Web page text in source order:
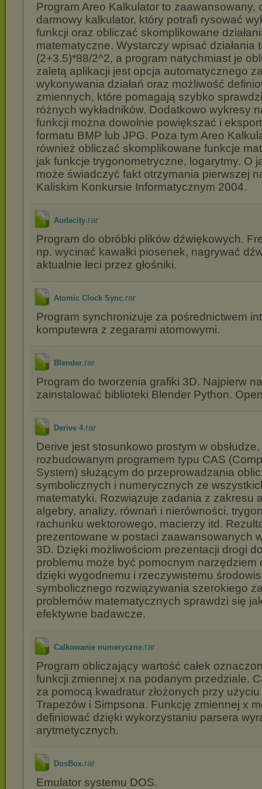
Program Areo Kalkulator to zaawansowany,
darmowy kalkulator, który potrafi rysować
funkcji oraz obliczać skomplikowane
matematyczne. Wystarczy wpisać działania
(2+3.5)*88/2^2, a program natychmiast je
zaletą aplikacji jest opcja automatycznego
wykonywania działań oraz możliwość
zmiennych, które pomagają szybko
różnych wykładników. Dodatkowo wykresy
funkcji można dowolnie powiększać i
formatu BMP lub JPG. Poza tym Areo
również obliczać skomplikowane funkcje
jak funkcje trygonometryczne, logarytmy. O
może świadczyć fakt otrzymania pierwszej
Kaliskim Konkursie Informatycznym 2004.
Audacity.rar
Program do obróbki plików dźwiękowych.
np. wycinać kawałki piosenek, nagrywać
aktualnie leci przez głośniki.
Atomic Clock Sync.rar
Program synchronizuje za pośrednictwem
komputewra z zegarami atomowymi.
Blender.rar
Program do tworzenia grafiki 3D. Najpierw
zainstalować biblioteki Blender Python.
Derive 4.rar
Derive jest stosunkowo prostym w
rozbudowanym programem typu CAS
System) służącym do przeprowadzania
symbolicznych i numerycznych ze
matematyki. Rozwiązuje zadania z zakresu
algebry, analizy, równań i nierówności,
rachunku wektorowego, macierzy itd.
prezentowane w postaci zaawansowanych
3D. Dzięki możliwościom prezentacji drogi
problemu może być pomocnym narzędziem
dzięki wygodnemu i rzeczywistemu
symbolicznego rozwiązywania szerokiego
problemów matematycznych sprawdzi się
efektywne badawcze.
Calkowanie numeryczne.rar
Program obliczający wartość całek
funkcji zmiennej x na podanym przedziale.
za pomocą kwadratur złożonych przy
Trapezów i Simpsona. Funkcję zmiennej x
definiować dzięki wykorzystaniu parsera
arytmetycznych.
DosBox.rar
Emulator systemu DOS.